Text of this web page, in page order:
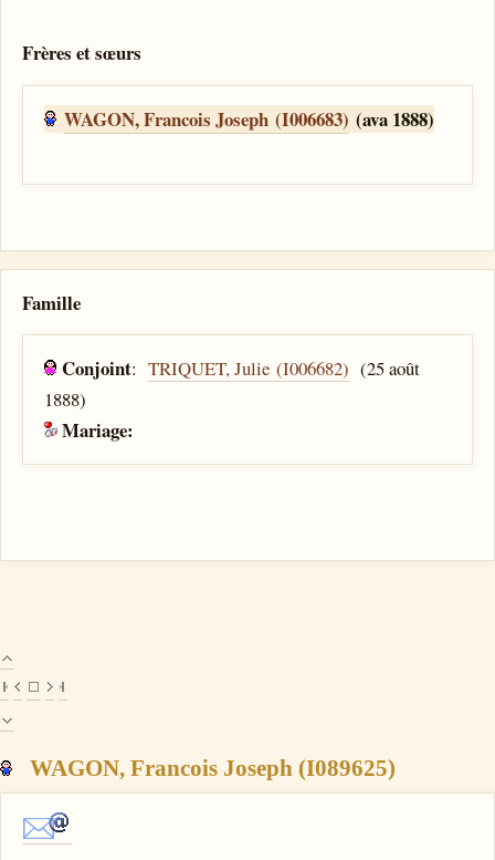
Frères et sœurs
WAGON, Francois Joseph (I006683) (ava 1888)
Famille
Conjoint:TRIQUET, Julie (I006682) (25 août
1888)
Mariage:
WAGON, Francois Joseph (I089625)